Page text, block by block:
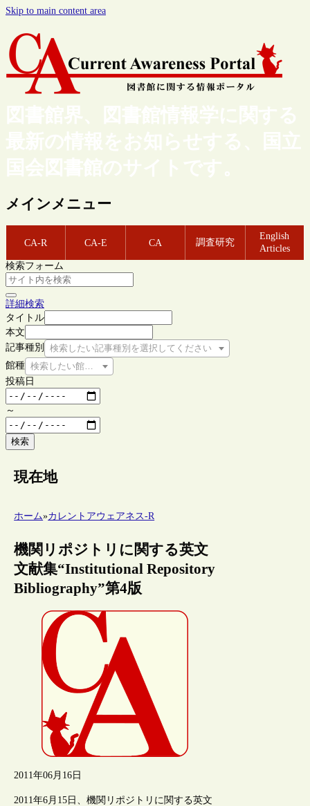
Skip to main content area
図書館界、図書館情報学に関する
最新の情報をお知らせする、国立
国会図書館のサイトです。
メインメニュー
CA-R CA-E CA 調査研究
English
Articles
検索フォーム
詳細検索
タイトル
本文
記事種別
検索したい記事種別を選択してください
館種 検索したい館種を選択してください
投稿日
～
検索
現在地
ホーム»カレントアウェアネス-R
機関リポジトリに関する英文
文献集“Institutional Repository
Bibliography”第4版
2011年06月16日
2011年6月15日、機関リポジトリに関する英文